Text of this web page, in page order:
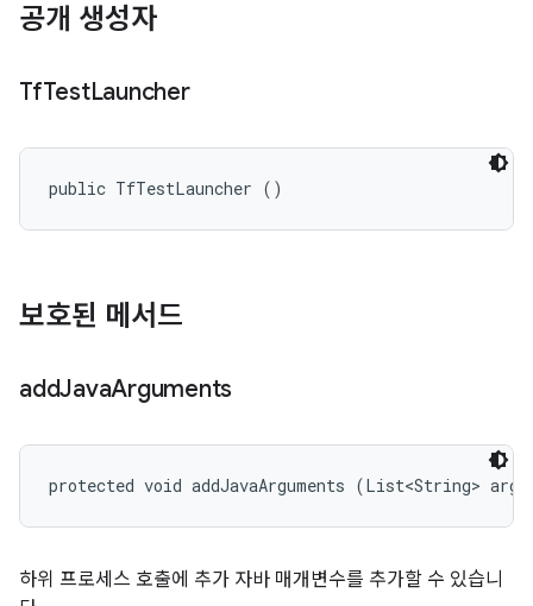
공개 생성자
TfTestLauncher
public TfTestLauncher ()
보호된 메서드
addJavaArguments
protected void addJavaArguments (List<String>
하위 프로세스 호출에 추가 자바 매개변수를 추가할 수 있습니